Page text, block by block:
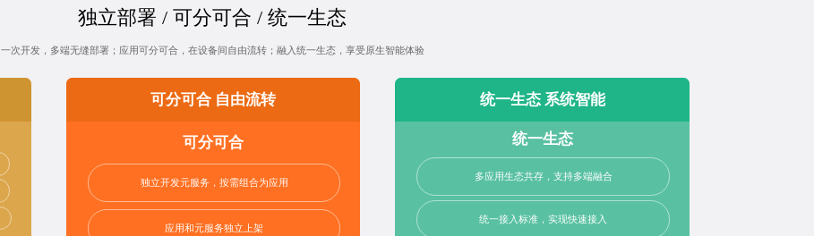
独立部署 / 可分可合 / 统一生态
一次开发，多端无缝部署；应用可分可合，在设备间自由流转；融入统一生态，享受原生智能体验
可分可合 自由流转
可分可合
独立开发元服务，按需组合为应用
应用和元服务独立上架
统一生态 系统智能
统一生态
多应用生态共存，支持多端融合
统一接入标准，实现快速接入